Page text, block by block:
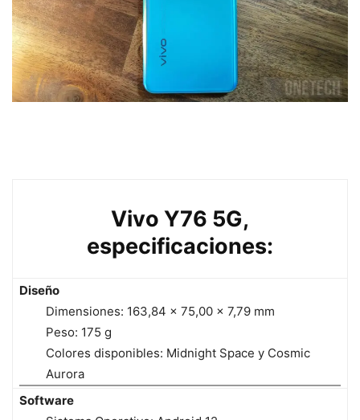
Vivo Y76 5G,
especificaciones:
Diseño
Dimensiones: 163,84 x 75,00 x 7,79 mm
Peso: 175 g
Colores disponibles: Midnight Space y Cosmic
Aurora
Software